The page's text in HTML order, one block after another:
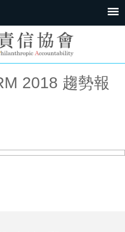
2018 趨勢報